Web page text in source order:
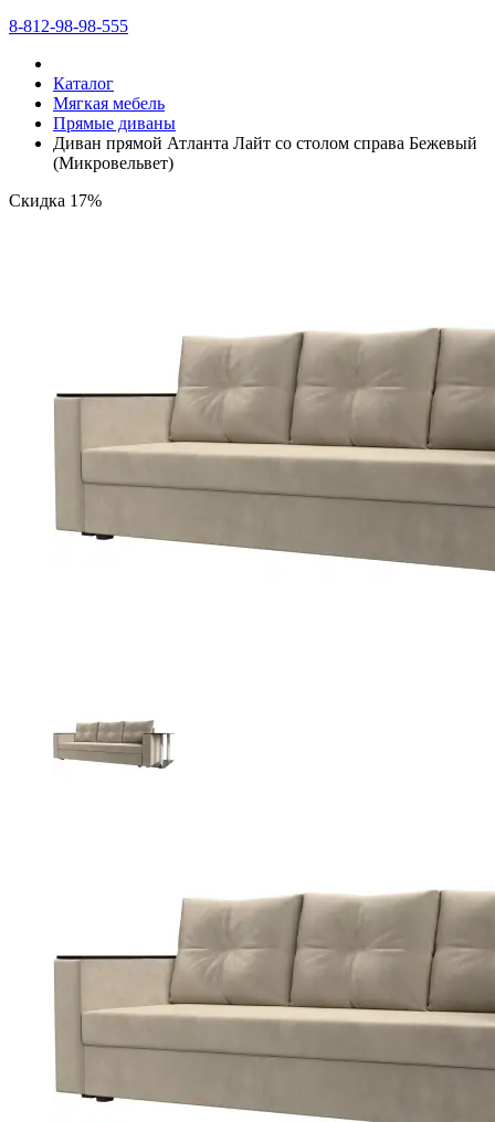
8-812-98-98-555
Каталог
Мягкая мебель
Прямые диваны
Диван прямой Атланта Лайт со столом справа Бежевый
(Микровельвет)
Скидка 17%